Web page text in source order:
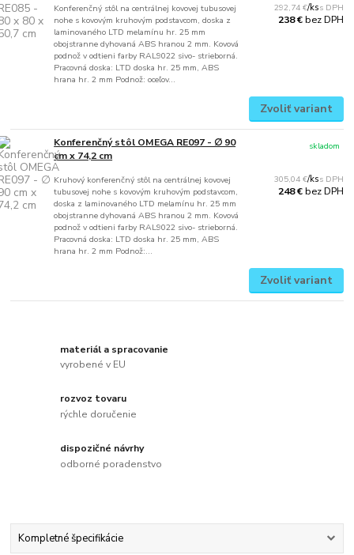
Konferenčný stôl na centrálnej kovovej tubusovej
nohe s kovovým kruhovým podstavcom, doska z
laminovaného LTD melamínu hr. 25 mm
obojstranne dyhovaná ABS hranou 2 mm. Kovová
podnož v odtieni farby RAL9022 sivo- strieborná.
Pracovná doska: LTD doska hr. 25 mm, ABS
hrana hr. 2 mm Podnož: oceľov...
292,74 €/ks
238 €bez DPH
Zvoliť variant
Konferenčný stôl OMEGA RE097 - ∅ 90
cm x 74,2 cm
Kruhový konferenčný stôl na centrálnej kovovej
tubusovej nohe s kovovým kruhovým podstavcom,
doska z laminovaného LTD melamínu hr. 25 mm
obojstranne dyhovaná ABS hranou 2 mm. Kovová
podnož v odtieni farby RAL9022 sivo- strieborná.
Pracovná doska: LTD doska hr. 25 mm, ABS
hrana hr. 2 mm Podnož:...
305,04 €/ks
248 €bez DPH
skladom
Zvoliť variant
materiál a spracovanie
vyrobené v EU
rozvoz tovaru
rýchle doručenie
dispozičné návrhy
odborné poradenstvo
Kompletné špecifikácie